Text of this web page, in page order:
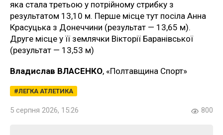
яка стала третьою у потрійному стрибку з
результатом 13,10 м. Перше місце тут посіла Анна
Красуцька з Донеччини (результат — 13,65 м).
Друге місце у її землячки Вікторії Баранівської
(результат — 13,53 м)
Владислав ВЛАСЕНКО, «Полтавщина Спорт»
ЛЕГКА АТЛЕТИКА
5 серпня 2026, 15:26 800